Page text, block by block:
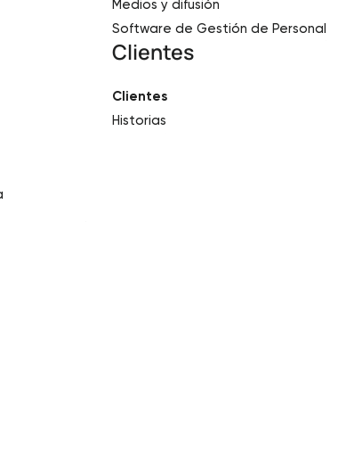
Medios y difusión
Software de Gestión de Personal
Clientes
Clientes
Historias